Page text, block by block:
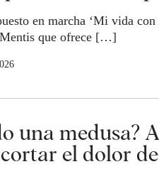
en marcha ‘Mi vida
que ofrece […]
una medusa?
el dolor